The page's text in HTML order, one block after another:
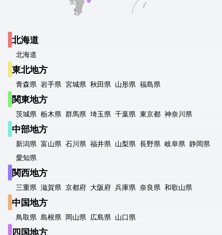
北海道
北海道
東北地方
青森県 岩手県 宮城県 秋田県 山形県 福島県
関東地方
茨城県 栃木県 群馬県 埼玉県 千葉県 東京都 神奈川県
中部地方
新潟県 富山県 石川県 福井県 山梨県 長野県 岐阜県 静岡県
愛知県
関西地方
三重県 滋賀県 京都府 大阪府 兵庫県 奈良県 和歌山県
中国地方
鳥取県 島根県 岡山県 広島県 山口県
四国地方